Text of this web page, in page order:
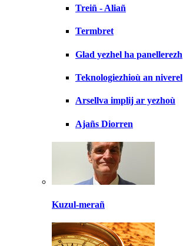
Treiñ - Aliañ
Termbret
Glad yezhel ha panellerezh
Teknologiezhioù an niverel
Arsellva implij ar yezhoù
Ajañs Diorren
Kuzul-merañ